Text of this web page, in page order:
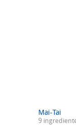
Mai-Tai
9